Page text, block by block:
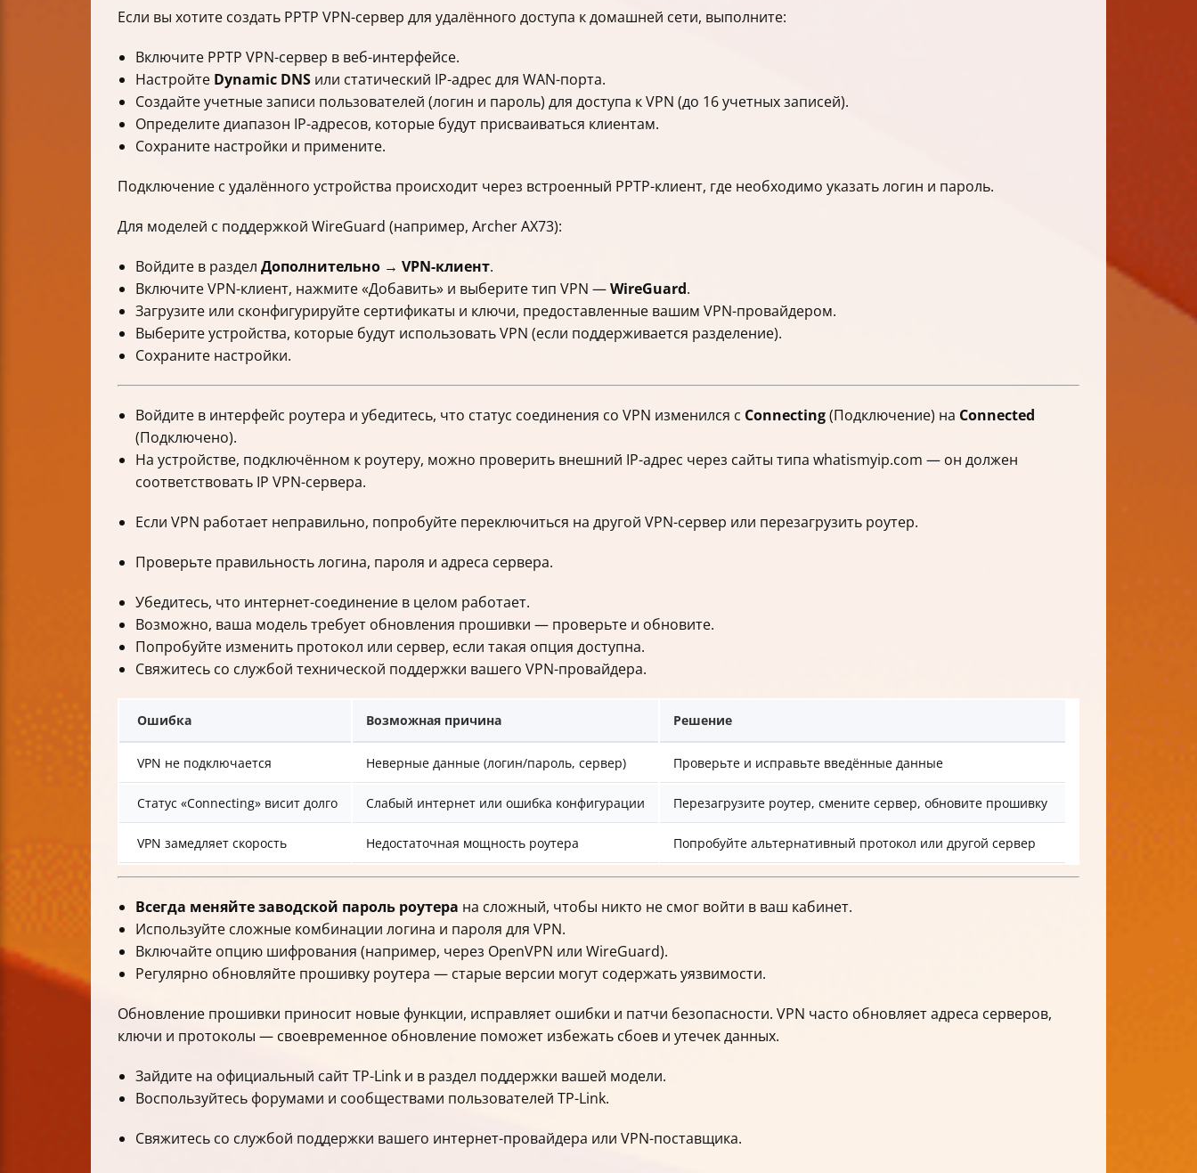
Если вы хотите создать PPTP VPN-сервер для удалённого доступа к домашней сети, выполните:
Включите PPTP VPN-сервер в веб-интерфейсе.
Настройте Dynamic DNS или статический IP-адрес для WAN-порта.
Создайте учетные записи пользователей (логин и пароль) для доступа к VPN (до 16 учетных записей).
Определите диапазон IP-адресов, которые будут присваиваться клиентам.
Сохраните настройки и примените.
Подключение с удалённого устройства происходит через встроенный PPTP-клиент, где необходимо указать логин и пароль.
Для моделей с поддержкой WireGuard (например, Archer AX73):
Войдите в раздел Дополнительно → VPN-клиент.
Включите VPN-клиент, нажмите «Добавить» и выберите тип VPN —WireGuard.
Загрузите или сконфигурируйте сертификаты и ключи, предоставленные вашим VPN-провайдером.
Выберите устройства, которые будут использовать VPN (если поддерживается разделение).
Сохраните настройки.
Войдите в интерфейс роутера и убедитесь, что статус соединения со VPN изменился с Connecting(Подключение) на Connected
(Подключено).
На устройстве, подключённом к роутеру, можно проверить внешний IP-адрес через сайты типа whatismyip.com — он должен
соответствовать IP VPN-сервера.
Если VPN работает неправильно, попробуйте переключиться на другой VPN-сервер или перезагрузить роутер.
Проверьте правильность логина, пароля и адреса сервера.
Убедитесь, что интернет-соединение в целом работает.
Возможно, ваша модель требует обновления прошивки — проверьте и обновите.
Попробуйте изменить протокол или сервер, если такая опция доступна.
Свяжитесь со службой технической поддержки вашего VPN-провайдера.
Ошибка Возможная причина Решение
VPN не подключается Неверные данные (логин/пароль, сервер) Проверьте и исправьте введённые данные
Статус «Connecting» висит долго Слабый интернет или ошибка конфигурации Перезагрузите роутер, смените сервер, обновите прошивку
VPN замедляет скорость Недостаточная мощность роутера Попробуйте альтернативный протокол или другой сервер
Всегда меняйте заводской пароль роутера на сложный, чтобы никто не смог войти в ваш кабинет.
Используйте сложные комбинации логина и пароля для VPN.
Включайте опцию шифрования (например, через OpenVPN или WireGuard).
Регулярно обновляйте прошивку роутера — старые версии могут содержать уязвимости.
Обновление прошивки приносит новые функции, исправляет ошибки и патчи безопасности. VPN часто обновляет адреса серверов,
ключи и протоколы — своевременное обновление поможет избежать сбоев и утечек данных.
Зайдите на официальный сайт TP-Link и в раздел поддержки вашей модели.
Воспользуйтесь форумами и сообществами пользователей TP-Link.
Свяжитесь со службой поддержки вашего интернет-провайдера или VPN-поставщика.